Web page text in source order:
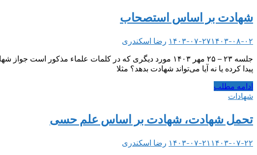
شهادت بر اساس استصحاب
۱۴۰۳-۰۷-۲۷۱۴۰۳-۰۸-۰۲
رضا اسکندری
جلسه ۲۳ – ۲۵ مهر ۱۴۰۳ مورد دیگری که در کلمات علماء
پیدا کرده یا نه آیا می‌تواند شهادت بدهد؟ مثلا
ادامه مطلب
شهادات
تحمل شهادت، شهادت بر اساس علم حسی
۱۴۰۳-۰۷-۲۱ ۱۴۰۳-۰۷-۲۲
رضا اسکندری